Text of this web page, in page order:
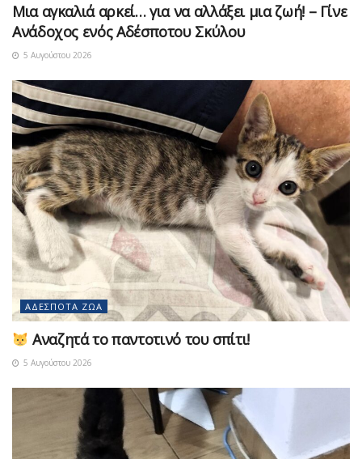
Μια αγκαλιά αρκεί… για να αλλάξει μια ζωή! – Γίνε
Ανάδοχος ενός Αδέσποτου Σκύλου
5 Αυγούστου 2026
ΑΔΈΣΠΟΤΑ ΖΏΑ
Αναζητά το παντοτινό του σπίτι!
5 Αυγούστου 2026